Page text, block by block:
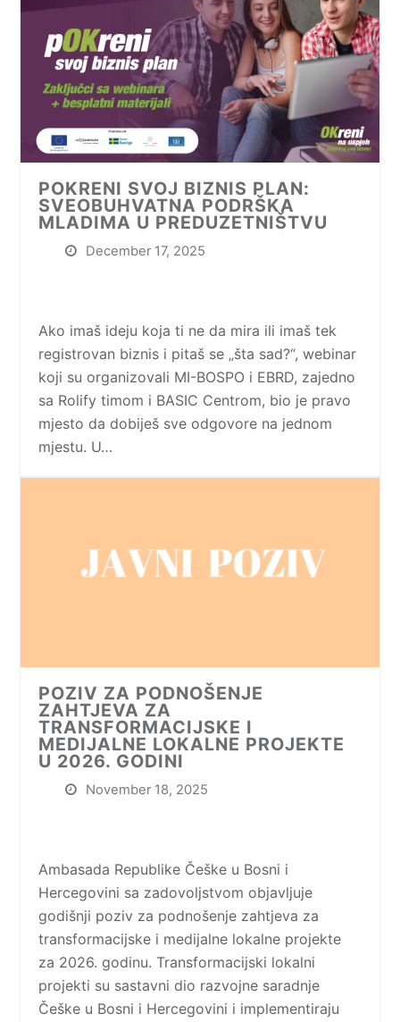
POKRENI SVOJ BIZNIS PLAN:
SVEOBUHVATNA PODRŠKA
MLADIMA U PREDUZETNIŠTVU
December 17, 2025
Ako imaš ideju koja ti ne da mira ili imaš tek
registrovan biznis i pitaš se „šta sad?“, webinar
koji su organizovali MI-BOSPO i EBRD, zajedno
sa Rolify timom i BASIC Centrom, bio je pravo
mjesto da dobiješ sve odgovore na jednom
mjestu. U…
POZIV ZA PODNOŠENJE
ZAHTJEVA ZA
TRANSFORMACIJSKE I
MEDIJALNE LOKALNE PROJEKTE
U 2026. GODINI
November 18, 2025
Ambasada Republike Češke u Bosni i
Hercegovini sa zadovoljstvom objavljuje
godišnji poziv za podnošenje zahtjeva za
transformacijske i medijalne lokalne projekte
za 2026. godinu. Transformacijski lokalni
projekti su sastavni dio razvojne saradnje
Češke u Bosni i Hercegovini i implementiraju